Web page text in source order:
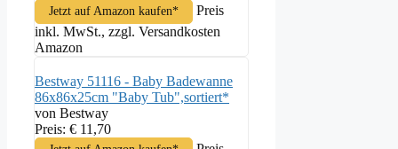
Jetzt auf Amazon kaufen*
Preis
inkl. MwSt., zzgl. Versandkosten
Amazon
Bestway 51116 - Baby Badewanne
86x86x25cm "Baby Tub",sortiert*
von Bestway
Preis: € 11,70